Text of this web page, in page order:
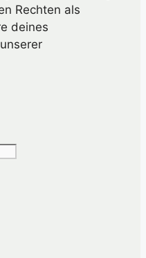
Rechten als
deines